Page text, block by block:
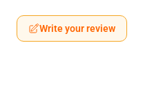
Write your review